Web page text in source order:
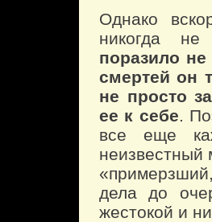
Однако
никогда не
поразило
смертей он
не просто
ее к себе.
все еще
неизвестный
дела до
жестокой и